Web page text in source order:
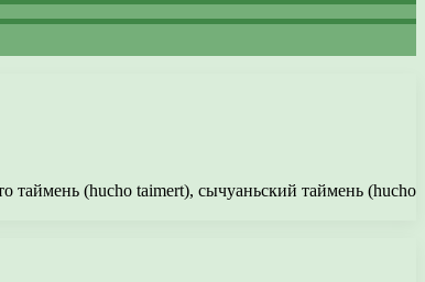
таймень (hucho taimert), сычуаньский таймень (hucho